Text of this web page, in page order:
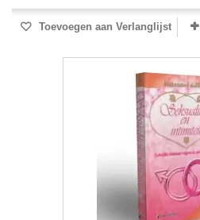
Toevoegen aan Verlanglijst